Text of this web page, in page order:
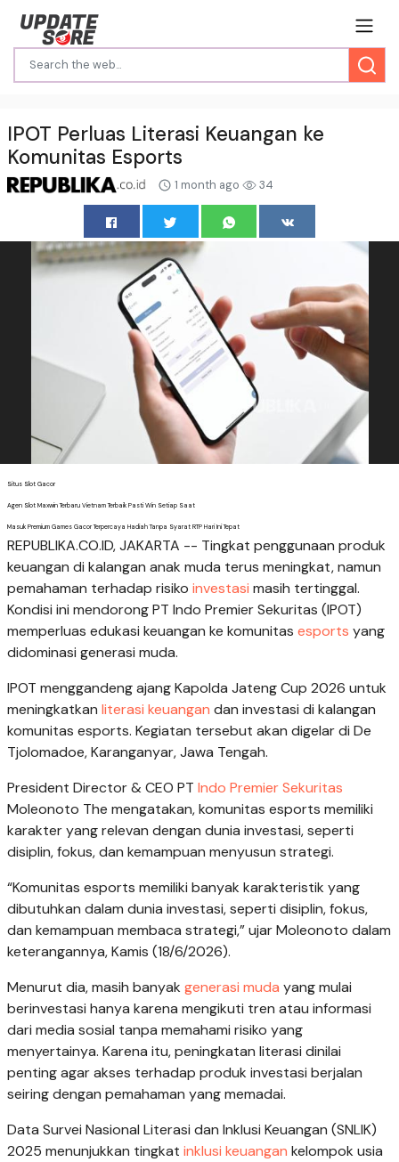
IPOT Perluas Literasi Keuangan ke
Komunitas Esports
1 month ago 34
Situs Slot Gacor
Agen Slot Maxwin Terbaru Vietnam Terbaik Pasti Win Setiap Saat
Masuk Premium Games Gacor Terpercaya Hadiah Tanpa Syarat RTP Hari Ini Tepat
REPUBLIKA.CO.ID, JAKARTA -- Tingkat penggunaan produk
keuangan di kalangan anak muda terus meningkat, namun
pemahaman terhadap risiko investasi masih tertinggal.
Kondisi ini mendorong PT Indo Premier Sekuritas (IPOT)
memperluas edukasi keuangan ke komunitas esports yang
didominasi generasi muda.
IPOT menggandeng ajang Kapolda Jateng Cup 2026 untuk
meningkatkan literasi keuangan dan investasi di kalangan
komunitas esports. Kegiatan tersebut akan digelar di De
Tjolomadoe, Karanganyar, Jawa Tengah.
President Director & CEO PT Indo Premier Sekuritas
Moleonoto The mengatakan, komunitas esports memiliki
karakter yang relevan dengan dunia investasi, seperti
disiplin, fokus, dan kemampuan menyusun strategi.
“Komunitas esports memiliki banyak karakteristik yang
dibutuhkan dalam dunia investasi, seperti disiplin, fokus,
dan kemampuan membaca strategi,” ujar Moleonoto dalam
keterangannya, Kamis (18/6/2026).
Menurut dia, masih banyak generasi muda yang mulai
berinvestasi hanya karena mengikuti tren atau informasi
dari media sosial tanpa memahami risiko yang
menyertainya. Karena itu, peningkatan literasi dinilai
penting agar akses terhadap produk investasi berjalan
seiring dengan pemahaman yang memadai.
Data Survei Nasional Literasi dan Inklusi Keuangan (SNLIK)
2025 menunjukkan tingkat inklusi keuangan kelompok usia